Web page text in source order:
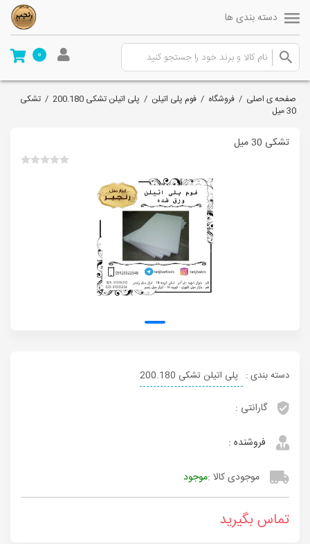
دسته بندی ها
0
صفحه ی اصلی / فروشگاه / فوم پلی اتیلن / پلی اتیلن تشکی 200.180 / تشکی
30 میل
تشکی 30 میل
دسته بندی : پلی اتیلن تشکی 200.180
گارانتی :
فروشنده :
موجودی کالا :موجود
تماس بگیرید